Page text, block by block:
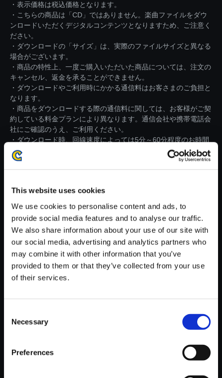
This website uses cookies
We use cookies to personalise content and ads, to
provide social media features and to analyse our traffic.
We also share information about your use of our site with
our social media, advertising and analytics partners who
may combine it with other information that you’ve
provided to them or that they’ve collected from your use
of their services.
Selection
Necessary
Preferences
・表示価格は税込価格となります。
・こちらの商品は「CD」ではありません。楽曲ファイルをダウ
ンロードいただくデジタルコンテンツとなりますため、ご注意く
ださい。
・ダウンロードの「サイズ」は、実際のファイルサイズと異なる
場合がございます。
・商品の特性上、一度ご購入いただいた商品については、注文の
キャンセル、返金を承ることができません。
・ダウンロードやご利用時にかかる通信料はお客さまのご負担と
なります。
・商品をダウンロードする際の通信料に関しては、お客様がご契
約している料金プランにより異なります。通信会社や携帯電話会
社にご確認のうえ、ご利用ください。
・ダウンロード時、回線速度によっては5分～60分程度のお時間
がかかる場合がございます。
※ご購入いただいたファイルのダウンロードの際には、通信環境
が安定しているWifi環境でお試しください。
【単曲】ロックマン ゼロ＆ゼク
ス サウンドBOX 追放されしモ
ノ - オメガ